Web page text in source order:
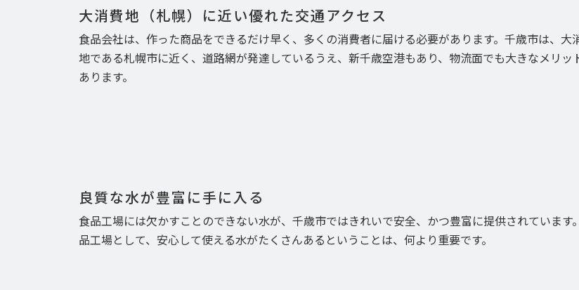
大消費地（札幌）に近い優れた交通アクセス
食品会社は、作った商品をできるだけ早く、多くの消費者に届ける必要があります。千歳市は、大
地である札幌市に近く、道路網が発達しているうえ、新千歳空港もあり、物流面でも大きなメリッ
あります。
良質な水が豊富に手に入る
食品工場には欠かすことのできない水が、千歳市ではきれいで安全、かつ豊富に提供されています
品工場として、安心して使える水がたくさんあるということは、何より重要です。